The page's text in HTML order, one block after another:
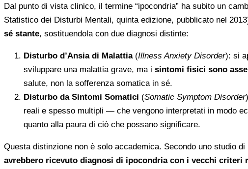
Dal punto di vista clinico, il termine “ipocondria” ha subito un
Statistico dei Disturbi Mentali, quinta edizione, pubblicato nel
sé stante, sostituendola con due diagnosi distinte:
Disturbo d’Ansia di Malattia(Illness Anxiety Disorder): si
sviluppare una malattia grave, ma i sintomi fisici sono
salute, non la sofferenza somatica in sé.
Disturbo da Sintomi Somatici (Somatic Symptom Disorder
reali e spesso multipli — che vengono interpretati in modo
quanto alla paura di ciò che possano significare.
Questa distinzione non è solo accademica. Secondo uno studio
avrebbero ricevuto diagnosi di ipocondria con i vecchi